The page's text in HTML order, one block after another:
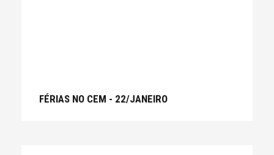
FÉRIAS NO CEM - 22/JANEIRO